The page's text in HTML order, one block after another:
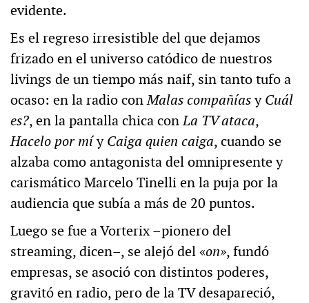
evidente.
Es el regreso irresistible del que dejamos
frizado en el universo catódico de nuestros
livings de un tiempo más naif, sin tanto tufo a
ocaso: en la radio conMalas compañíasyCuál
es?, en la pantalla chica conLa TV ataca,
Hacelo por míyCaiga quien caiga, cuando se
alzaba como antagonista del omnipresente y
carismático Marcelo Tinelli en la puja por la
audiencia que subía a más de 20 puntos.
Luego se fue a Vorterix –pionero del
streaming, dicen–, se alejó del «on», fundó
empresas, se asoció con distintos poderes,
gravitó en radio, pero de la TV desapareció,